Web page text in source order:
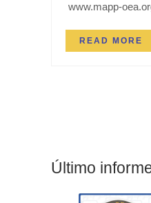
www.mapp-
READ MORE
Último